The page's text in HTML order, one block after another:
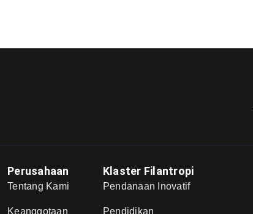
Perusahaan
Tentang Kami
Keanggotaan
Klaster Filantropi
Pendanaan Inovatif
Pendidikan